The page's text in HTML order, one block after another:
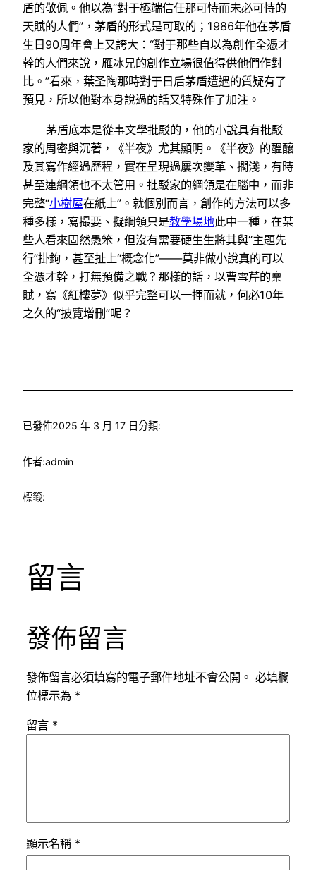
盾的敬佩。他以為“對于極端信任那可恃而未必可恃的
天賦的人們”，茅盾的形式是可取的；1986年他在茅盾
生日90周年會上又誇大：“對于那些自以為創作全憑才
幹的人們來說，雁冰兄的創作立場很值得供他們作對
比。”看來，葉圣陶那時對于日后茅盾遭遇的質疑有了
預見，所以他對本身說過的話又特殊作了加注。
茅盾底本是從事文學批駁的，他的小說具有批駁
家的周密與沉著，《半夜》尤其顯明。《半夜》的醞釀
及其寫作經過歷程，實在呈現過屢次變革、擱淺，有時
甚至連綱領也不太管用。批駁家的綱領是在腦中，而非
完整“小樹屋在紙上”。就個別而言，創作的方法可以多
種多樣，寫撮要、擬綱領只是教學場地此中一種，在某
些人看來固然愚笨，但沒有需要硬生生將其與“主題先
行”掛鉤，甚至扯上“概念化”——莫非做小說真的可以
全憑才幹，打無預備之戰？那樣的話，以曹雪芹的稟
賦，寫《紅樓夢》似乎完整可以一揮而就，何必10年
之久的“披覽增刪”呢？
已發佈2025 年 3 月 17 日分類:
作者:admin
標籤:
留言
發佈留言
發佈留言必須填寫的電子郵件地址不會公開。 必填欄
位標示為 *
留言 *
顯示名稱 *